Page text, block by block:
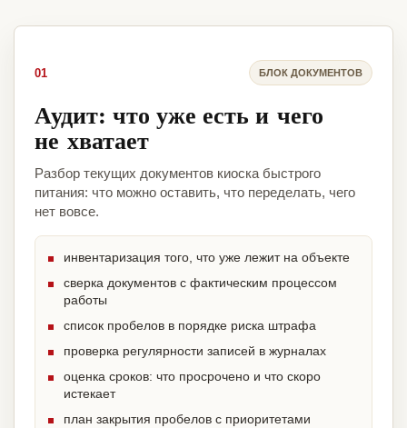
01 БЛОК ДОКУМЕНТОВ
Аудит: что уже есть и чего
не хватает
Разбор текущих документов киоска быстрого
питания: что можно оставить, что переделать, чего
нет вовсе.
инвентаризация того, что уже лежит на объекте
сверка документов с фактическим процессом
работы
список пробелов в порядке риска штрафа
проверка регулярности записей в журналах
оценка сроков: что просрочено и что скоро
истекает
план закрытия пробелов с приоритетами